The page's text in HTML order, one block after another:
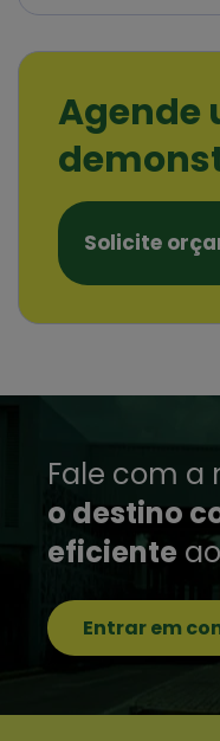
Agende
Solicite
Fale com a
o destino
eficiente
Entrar em